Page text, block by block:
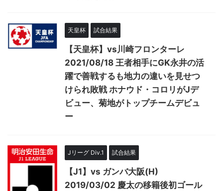
天皇杯 試合結果
【天皇杯】vs川崎フロンターレ
2021/08/18 王者相手にGK永井の活
躍で善戦するも地力の違いを見せつ
けられ敗戦 ホナウド・コロリがJデ
ビュー、菊地がトップチームデビュ
ー
Jリーグ Div.1 試合結果
【J1】vs ガンバ大阪(H)
2019/03/02 慶太の移籍後初ゴール